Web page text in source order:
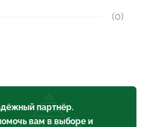
(0)
партнёр.
вам в выборе и